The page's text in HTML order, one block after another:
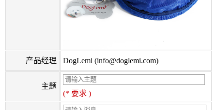
产品经理 DogLemi (info@doglemi.com)
主题
(* 要求 )